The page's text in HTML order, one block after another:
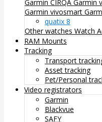
Garmin CIRQA Garmin
Garmin vivosmart
quatix 8
Other watches Watch
RAM Mounts
Tracking
Transport
Asset tracking
Pet/Personal
Video registrators
Garmin
Blackvue
SAFY